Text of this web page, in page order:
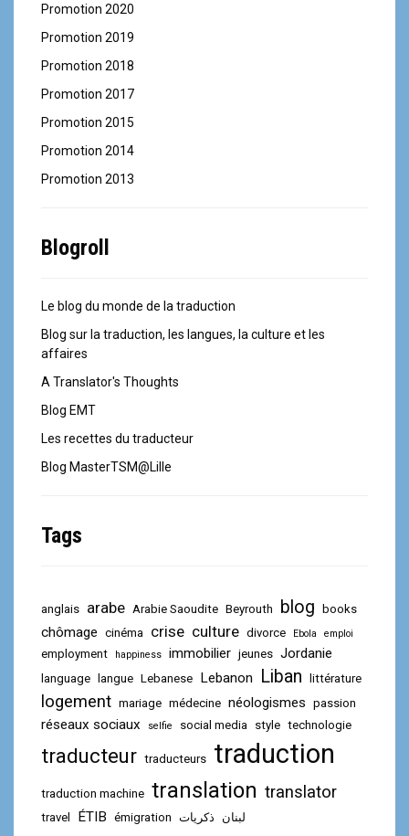
Promotion 2020
Promotion 2019
Promotion 2018
Promotion 2017
Promotion 2015
Promotion 2014
Promotion 2013
Blogroll
Le blog du monde de la traduction
Blog sur la traduction, les langues, la culture et les
affaires
A Translator's Thoughts
Blog EMT
Les recettes du traducteur
Blog MasterTSM@Lille
Tags
anglais arabe Arabie Saoudite Beyrouth blog books
chômage cinéma crise culture divorce Ebola emploi
employment happiness immobilier jeunes Jordanie
language langue Lebanese Lebanon Liban littérature
logement mariage médecine néologismes passion
réseaux sociaux selfie social media style technologie
traducteur traducteurs traduction
traduction machine translation translator
travel ÉTIB émigration ذكريات لبنان